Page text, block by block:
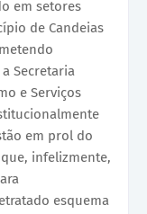
em setores
de Candeias
Secretaria
e Serviços
em prol do
infelizmente,
esquema